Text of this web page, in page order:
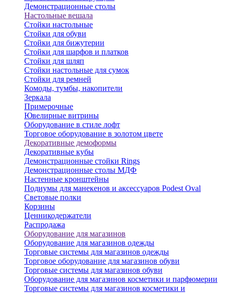
Демонстрационные столы
Настольные вешала
Стойки настольные
Стойки для обуви
Стойки для бижутерии
Стойки для шарфов и платков
Стойки для шляп
Стойки настольные для сумок
Стойки для ремней
Комоды, тумбы, накопители
Зеркала
Примерочные
Ювелирные витрины
Оборудование в стиле лофт
Торговое оборудование в золотом цвете
Декоративные демоформы
Декоративные кубы
Демонстрационные стойки Rings
Демонстрационные столы МДФ
Настенные кронштейны
Подиумы для манекенов и аксессуаров Podest Oval
Световые полки
Корзины
Ценникодержатели
Распродажа
Оборудование для магазинов
Оборудование для магазинов одежды
Торговые системы для магазинов одежды
Торговое оборудование для магазинов обуви
Торговые системы для магазинов обуви
Оборудование для магазинов косметики и парфюмерии
Торговые системы для магазинов косметики и